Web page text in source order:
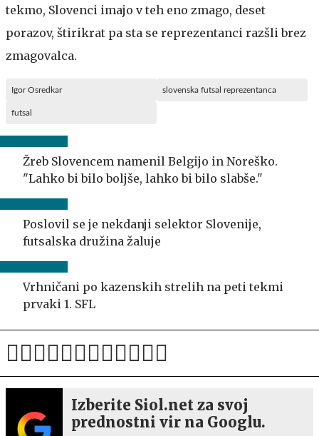
tekmo, Slovenci imajo v teh eno zmago, deset
porazov, štirikrat pa sta se reprezentanci razšli brez
zmagovalca.
Igor Osredkar slovenska futsal reprezentanca
futsal
Žreb Slovencem namenil Belgijo in Noreško.
"Lahko bi bilo boljše, lahko bi bilo slabše."
Poslovil se je nekdanji selektor Slovenije,
futsalska družina žaluje
Vrhničani po kazenskih strelih na peti tekmi
prvaki 1. SFL
Izberite Siol.net za svoj
prednostni vir na Googlu.